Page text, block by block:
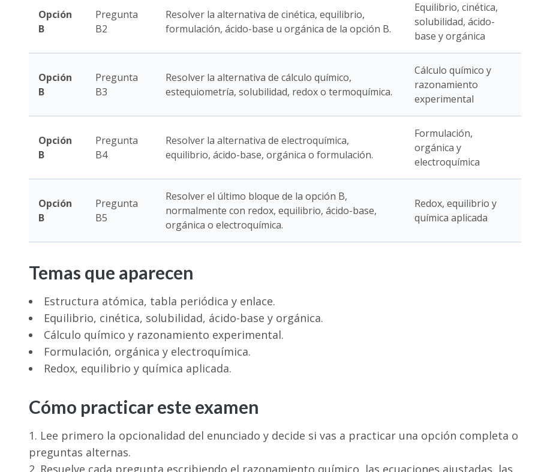
Opción
B
Pregunta
B2
Resolver la alternativa de cinética, equilibrio,
formulación, ácido-base u orgánica de la opción B.
Equilibrio, cinética,
solubilidad, ácido-
base y orgánica
Opción
B
Pregunta
B3
Resolver la alternativa de cálculo químico,
estequiometría, solubilidad, redox o termoquímica.
Cálculo químico y
razonamiento
experimental
Opción
B
Pregunta
B4
Resolver la alternativa de electroquímica,
equilibrio, ácido-base, orgánica o formulación.
Formulación,
orgánica y
electroquímica
Opción
B
Pregunta
B5
Resolver el último bloque de la opción B,
normalmente con redox, equilibrio, ácido-base,
orgánica o electroquímica.
Redox, equilibrio y
química aplicada
Temas que aparecen
Estructura atómica, tabla periódica y enlace.
Equilibrio, cinética, solubilidad, ácido-base y orgánica.
Cálculo químico y razonamiento experimental.
Formulación, orgánica y electroquímica.
Redox, equilibrio y química aplicada.
Cómo practicar este examen
Lee primero la opcionalidad del enunciado y decide si vas a practicar una opción completa o
preguntas alternas.
Resuelve cada pregunta escribiendo el razonamiento químico, las ecuaciones ajustadas, las